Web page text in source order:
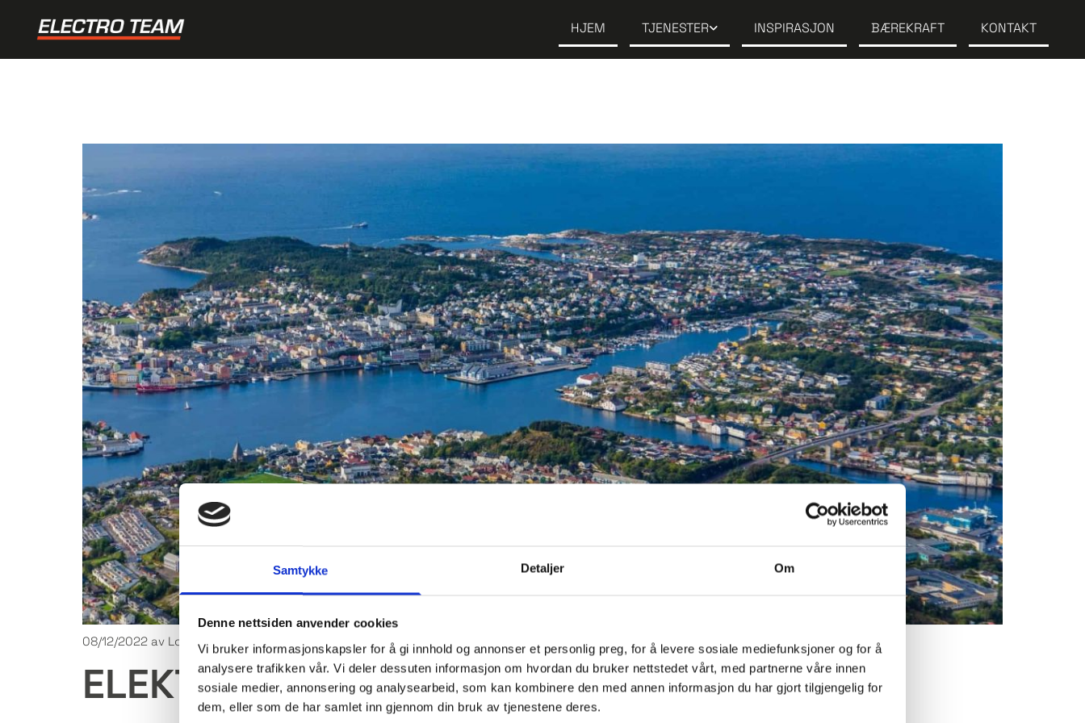
Samtykke Detaljer Om
Denne nettsiden anvender cookies
Vi bruker informasjonskapsler for å gi innhold og annonser et personlig preg, for å levere sosiale mediefunksjoner og for å
analysere trafikken vår. Vi deler dessuten informasjon om hvordan du bruker nettstedet vårt, med partnerne våre innen
sosiale medier, annonsering og analysearbeid, som kan kombinere den med annen informasjon du har gjort tilgjengelig for
dem, eller som de har samlet inn gjennom din bruk av tjenestene deres.
HJEM TJENESTER INSPIRASJON BÆREKRAFT KONTAKT
08/12/2022 av Lorem Ipsum
ELEKTRONISK KOMMUNIKASJON